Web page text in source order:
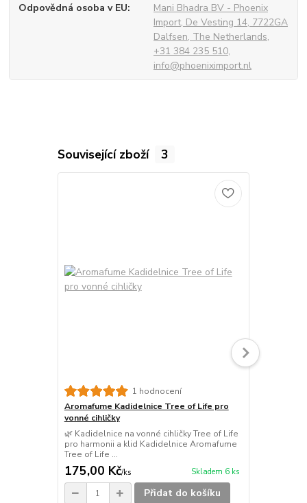
Odpovědná osoba v EU
Mani Bhadra BV - Phoenix
Import, De Vesting 14, 7722GA
Dalfsen, The Netherlands,
+31 384 235 510,
info@phoeniximport.nl
Související zboží 3
1 hodnocení
Aromafume Kadidelnice Tree of Life pro
vonné cihličky
🌿 Kadidelnice na vonné cihličky Tree of Life
pro harmonii a klid Kadidelnice Aromafume
Tree of Life ...
175,00 Kč/ks Skladem 6 ks
Přidat do košíku